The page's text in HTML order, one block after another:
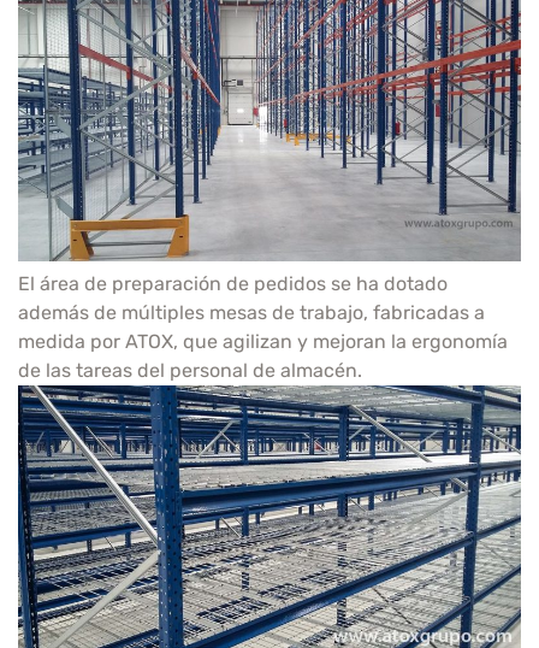
El área de preparación de pedidos se ha dotado
además de múltiples mesas de trabajo, fabricadas a
medida por ATOX, que agilizan y mejoran la ergonomía
de las tareas del personal de almacén.